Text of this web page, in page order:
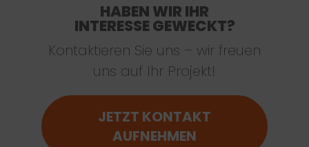
HABEN WIR IHR
INTERESSE GEWECKT?
Kontaktieren Sie uns – wir freuen
uns auf Ihr Projekt!
JETZT KONTAKT
AUFNEHMEN